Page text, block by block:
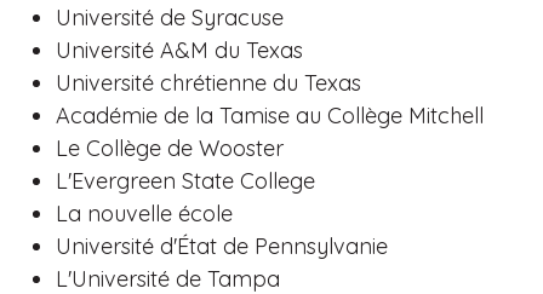
Université de Syracuse
Université A&M du Texas
Université chrétienne du Texas
Académie de la Tamise au Collège Mitchell
Le Collège de Wooster
L'Evergreen State College
La nouvelle école
Université d'État de Pennsylvanie
L'Université de Tampa